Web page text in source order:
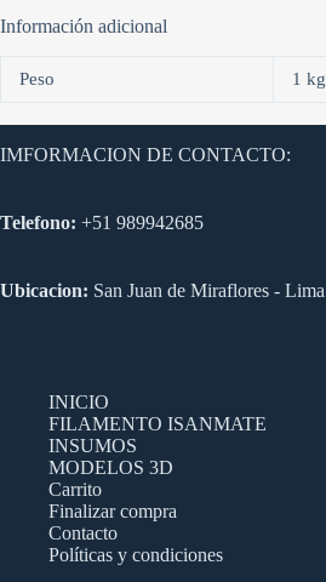
Información adicional
Peso 1 kg
IMFORMACION DE CONTACTO:
Telefono: +51 989942685
Ubicacion: San Juan de Miraflores - Lima
INICIO
FILAMENTO ISANMATE
INSUMOS
MODELOS 3D
Carrito
Finalizar compra
Contacto
Políticas y condiciones